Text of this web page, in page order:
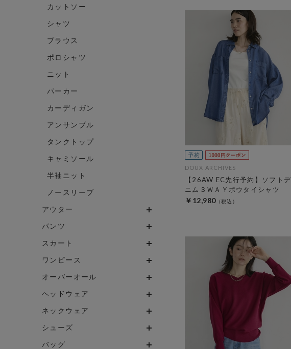
カットソー
シャツ
ブラウス
ポロシャツ
ニット
パーカー
カーディガン
アンサンブル
タンクトップ
キャミソール
半袖ニット
ノースリーブ
アウター
パンツ
スカート
ワンピース
オーバーオール
ヘッドウェア
ネックウェア
シューズ
バッグ
DOUX ARCHIVES
【26AW EC先行予約】ソフトデ
ニム３ＷＡＹボウタイシャツ
￥12,980